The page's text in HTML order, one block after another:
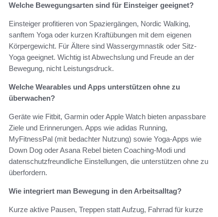
Welche Bewegungsarten sind für Einsteiger geeignet?
Einsteiger profitieren von Spaziergängen, Nordic Walking,
sanftem Yoga oder kurzen Kraftübungen mit dem eigenen
Körpergewicht. Für Ältere sind Wassergymnastik oder Sitz-
Yoga geeignet. Wichtig ist Abwechslung und Freude an der
Bewegung, nicht Leistungsdruck.
Welche Wearables und Apps unterstützen ohne zu
überwachen?
Geräte wie Fitbit, Garmin oder Apple Watch bieten anpassbare
Ziele und Erinnerungen. Apps wie adidas Running,
MyFitnessPal (mit bedachter Nutzung) sowie Yoga-Apps wie
Down Dog oder Asana Rebel bieten Coaching-Modi und
datenschutzfreundliche Einstellungen, die unterstützen ohne zu
überfordern.
Wie integriert man Bewegung in den Arbeitsalltag?
Kurze aktive Pausen, Treppen statt Aufzug, Fahrrad für kurze